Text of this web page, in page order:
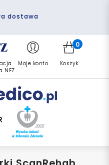
dostawa
PFRON
NFZ
ponownie
NFZ
Moje konto
0
Koszyk